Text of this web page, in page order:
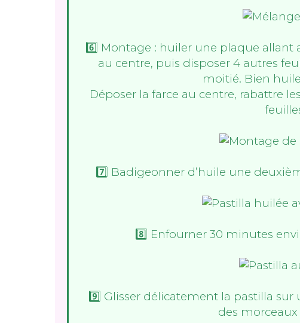
6️⃣ Montage : huiler une plaque allant
au centre, puis disposer 4 autres
moitié. Bien
Déposer la farce au centre, rabattre
7️⃣ Badigeonner d’huile une
8️⃣ Enfourner 30 minutes
9️⃣ Glisser délicatement la pastilla
des